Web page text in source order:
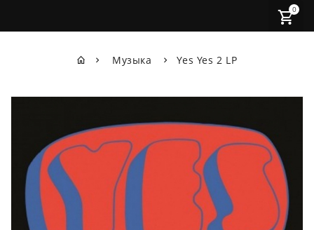
0
Музыка Yes Yes 2 LP